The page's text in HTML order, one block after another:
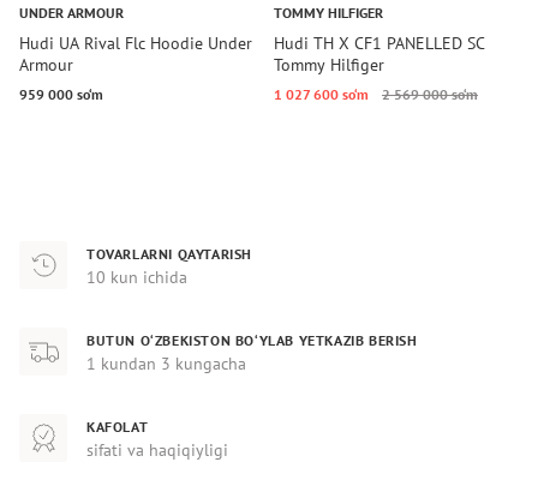
UNDER ARMOUR
Hudi UA Rival Flc Hoodie Under
Armour
959 000 so‘m
TOMMY HILFIGER
Hudi TH X CF1 PANELLED SC
Tommy Hilfiger
1 027 600 so‘m 2 569 000 so‘m
TOVARLARNI QAYTARISH
10 kun ichida
BUTUN O‘ZBEKISTON BO‘YLAB YETKAZIB BERISH
1 kundan 3 kungacha
KAFOLAT
sifati va haqiqiyligi